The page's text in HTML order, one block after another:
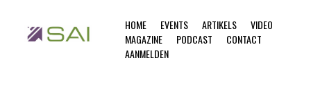
HOME EVENTS ARTIKELS
VIDEO
MAGAZINE
PODCAST
CONTACT
AANMELDEN